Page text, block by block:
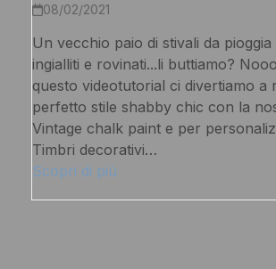
08/02/2021
Un vecchio paio di stivali da pioggia
ingialliti e rovinati...li buttiamo?
questo videotutorial ci divertiamo a
perfetto stile shabby chic con la
Vintage chalk paint e per
Timbri decorativi…
Scopri di più